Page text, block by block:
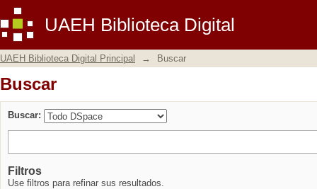
UAEH Biblioteca Digital
Buscar
UAEH Biblioteca Digital Principal → Buscar
Buscar
Buscar:
Filtros
Use filtros para refinar sus resultados.